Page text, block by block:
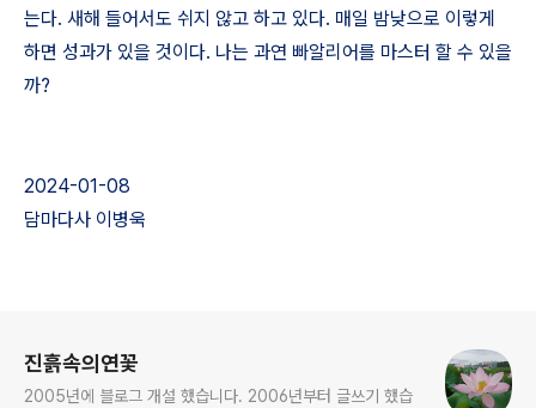
는다. 새해 들어서도 쉬지 않고 하고 있다. 매일 밤낮으로 이렇게
하면 성과가 있을 것이다. 나는 과연 빠알리어를 마스터 할 수 있을
까?
2024-01-08
담마다사 이병욱
진흙속의연꽃
2005년에 블로그 개설 했습니다. 2006년부터 글쓰기 했습